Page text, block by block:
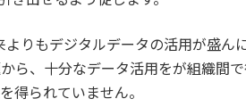
りもデジタルデータの活用が盛ん
ら、十分なデータ活用をが組織間
得られていません。